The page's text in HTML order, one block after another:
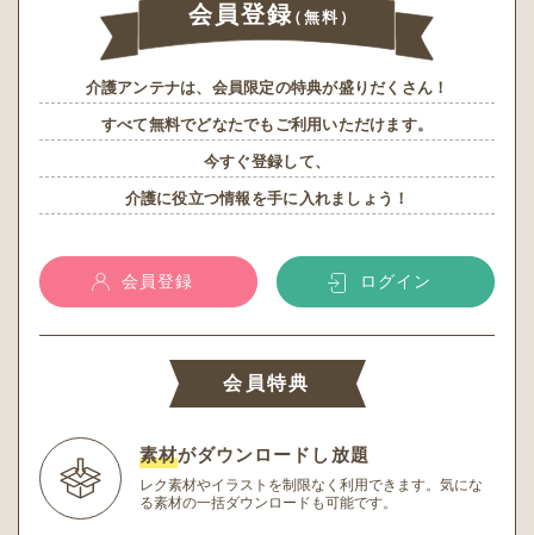
会員登録（無料）
介護アンテナは、会員限定の特典が盛りだくさん！
すべて無料でどなたでもご利用いただけます。
今すぐ登録して、
介護に役立つ情報を手に入れましょう！
会員登録 ログイン
会員特典
素材がダウンロードし放題
レク素材やイラストを制限なく利用できます。 気にな
る素材の一括ダウンロードも可能です。